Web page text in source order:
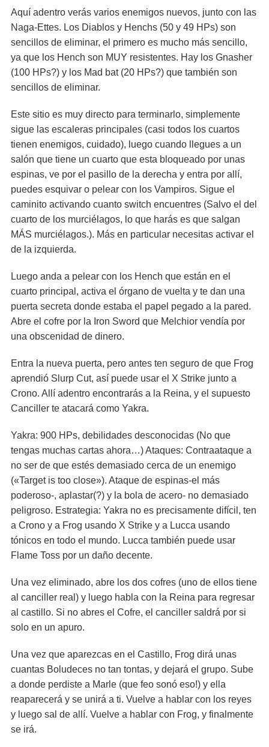
Aquí adentro verás varios enemigos nuevos, junto con las
Naga-Ettes. Los Diablos y Henchs (50 y 49 HPs) son
sencillos de eliminar, el primero es mucho más sencillo,
ya que los Hench son MUY resistentes. Hay los Gnasher
(100 HPs?) y los Mad bat (20 HPs?) que también son
sencillos de eliminar.
Este sitio es muy directo para terminarlo, simplemente
sigue las escaleras principales (casi todos los cuartos
tienen enemigos, cuidado), luego cuando llegues a un
salón que tiene un cuarto que esta bloqueado por unas
espinas, ve por el pasillo de la derecha y entra por allí,
puedes esquivar o pelear con los Vampiros. Sigue el
caminito activando cuanto switch encuentres (Salvo el del
cuarto de los murciélagos, lo que harás es que salgan
MÁS murciélagos.). Más en particular necesitas activar el
de la izquierda.
Luego anda a pelear con los Hench que están en el
cuarto principal, activa el órgano de vuelta y te dan una
puerta secreta donde estaba el papel pegado a la pared.
Abre el cofre por la Iron Sword que Melchior vendía por
una obscenidad de dinero.
Entra la nueva puerta, pero antes ten seguro de que Frog
aprendió Slurp Cut, así puede usar el X Strike junto a
Crono. Allí adentro encontrarás a la Reina, y el supuesto
Canciller te atacará como Yakra.
Yakra: 900 HPs, debilidades desconocidas (No que
tengas muchas cartas ahora…) Ataques: Contraataque a
no ser de que estés demasiado cerca de un enemigo
(«Target is too close»). Ataque de espinas-el más
poderoso-, aplastar(?) y la bola de acero- no demasiado
peligroso. Estrategia: Yakra no es precisamente difícil, ten
a Crono y a Frog usando X Strike y a Lucca usando
tónicos en todo el mundo. Lucca también puede usar
Flame Toss por un daño decente.
Una vez eliminado, abre los dos cofres (uno de ellos tiene
al canciller real) y luego habla con la Reina para regresar
al castillo. Si no abres el Cofre, el canciller saldrá por si
solo en un apuro.
Una vez que aparezcas en el Castillo, Frog dirá unas
cuantas Boludeces no tan tontas, y dejará el grupo. Sube
a donde perdiste a Marle (que feo sonó eso!) y ella
reaparecerá y se unirá a ti. Vuelve a hablar con los reyes
y luego sal de allí. Vuelve a hablar con Frog, y finalmente
se irá.